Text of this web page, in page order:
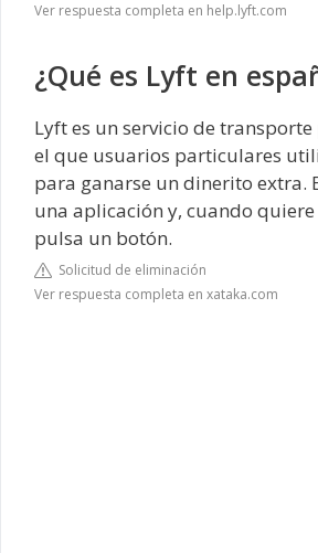
Ver respuesta completa en help.lyft.com
¿Qué es Lyft en
Lyft es un servicio de
el que usuarios particulares
para ganarse un dinerito extra.
una aplicación y, cuando
pulsa un botón.
Solicitud de eliminación
Ver respuesta completa en xataka.com